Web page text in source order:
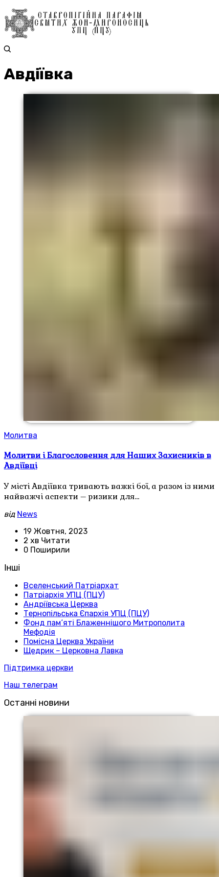
Авдіївка
Молитва
Молитви і Благословення для Наших Захисників в
Авдіївці
У місті Авдіївка тривають важкі бої, а разом із ними
найважчі аспекти – ризики для…
від News
19 Жовтня, 2023
2 хв Читати
0 Поширили
Інші
Вселенський Патріархат
Патріархія УПЦ (ПЦУ)
Андріївська Церква
Тернопільська Єпархія УПЦ (ПЦУ)
Фонд пам’яті Блаженнішого Митрополита
Мефодія
Помісна Церква України
Щедрик – Церковна Лавка
Підтримка церкви
Наш телеграм
Останні новини